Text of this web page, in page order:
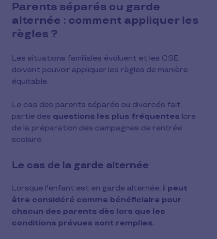
Parents séparés ou garde
alternée : comment appliquer les
règles ?
Les situations familiales évoluent et les CSE
doivent pouvoir appliquer les règles de manière
équitable.
Le cas des parents séparés ou divorcés fait
partie des questions les plus fréquentes lors
de la préparation des campagnes de rentrée
scolaire.
Le cas de la garde alternée
Lorsque l'enfant est en garde alternée, il peut
être considéré comme bénéficiaire pour
chacun des parents dès lors que les
conditions prévues sont remplies.